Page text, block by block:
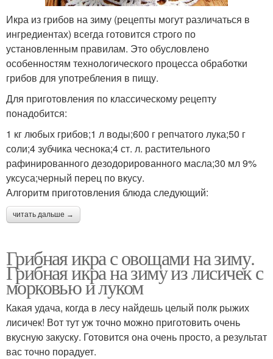
Икра из грибов на зиму (рецепты могут различаться в
ингредиентах) всегда готовится строго по
установленным правилам. Это обусловлено
особенностям технологического процесса обработки
грибов для употребления в пищу.
Для приготовления по классическому рецепту
понадобится:
1 кг любых грибов;1 л воды;600 г репчатого лука;50 г
соли;4 зубчика чеснока;4 ст. л. растительного
рафинированного дезодорированного масла;30 мл 9%
уксуса;черный перец по вкусу.
Алгоритм приготовления блюда следующий:
читать дальше →
Грибная икра с овощами на зиму.
Грибная икра на зиму из лисичек с
морковью и луком
Какая удача, когда в лесу найдешь целый полк рыжих
лисичек! Вот тут уж точно можно приготовить очень
вкусную закуску. Готовится она очень просто, а результат
вас точно порадует.